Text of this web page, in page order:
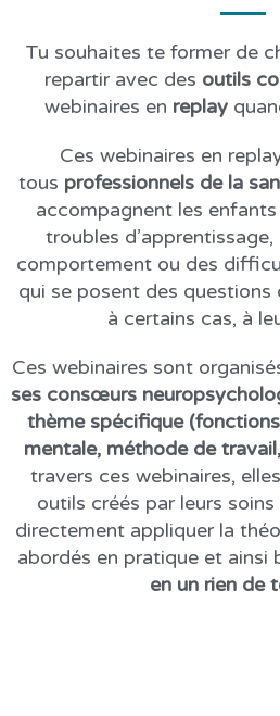
Tu souhaites te former de
repartir avec des outils
webinaires en replay
Ces webinaires en
tous professionnels de la
accompagnent les
troubles
comportement ou des
qui se posent des questions
à certains cas, à
Ces webinaires sont
ses consœurs
thème spécifique
mentale, méthode de
travers ces webinaires,
outils créés par leurs
directement appliquer la
abordés en pratique et
en un rien de